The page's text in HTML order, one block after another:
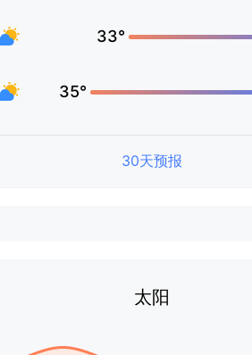
33°
35°
30天预报
太阳